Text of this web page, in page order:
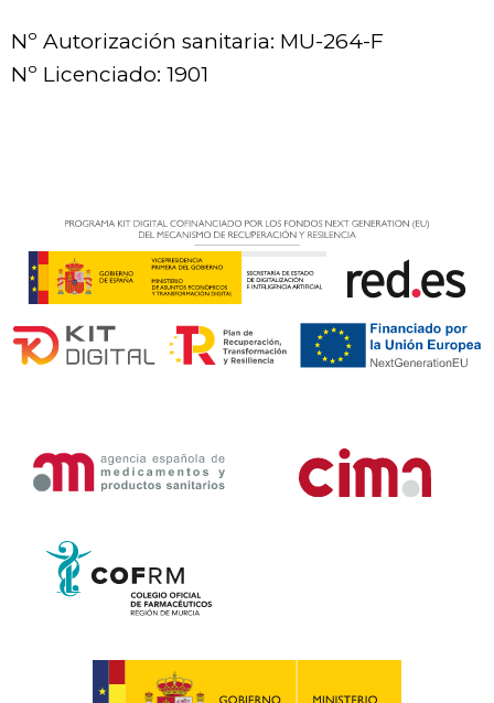
Nº Autorización sanitaria: MU-264-F
Nº Licenciado: 1901